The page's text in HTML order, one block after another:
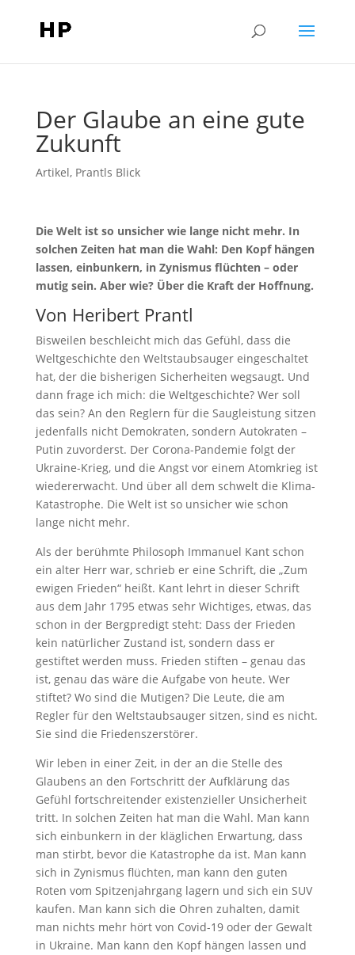
Der Glaube an eine gute
Zukunft
Artikel, Prantls Blick
Die Welt ist so unsicher wie lange nicht mehr. In
solchen Zeiten hat man die Wahl: Den Kopf hängen
lassen, einbunkern, in Zynismus flüchten – oder
mutig sein. Aber wie? Über die Kraft der Hoffnung.
Von Heribert Prantl
Bisweilen beschleicht mich das Gefühl, dass die
Weltgeschichte den Weltstaubsauger eingeschaltet
hat, der die bisherigen Sicherheiten wegsaugt. Und
dann frage ich mich: die Weltgeschichte? Wer soll
das sein? An den Reglern für die Saugleistung sitzen
jedenfalls nicht Demokraten, sondern Autokraten –
Putin zuvorderst. Der Corona-Pandemie folgt der
Ukraine-Krieg, und die Angst vor einem Atomkrieg ist
wiedererwacht. Und über all dem schwelt die Klima-
Katastrophe. Die Welt ist so unsicher wie schon
lange nicht mehr.
Als der berühmte Philosoph Immanuel Kant schon
ein alter Herr war, schrieb er eine Schrift, die „Zum
ewigen Frieden“ heißt. Kant lehrt in dieser Schrift
aus dem Jahr 1795 etwas sehr Wichtiges, etwas, das
schon in der Bergpredigt steht: Dass der Frieden
kein natürlicher Zustand ist, sondern dass er
gestiftet werden muss. Frieden stiften – genau das
ist, genau das wäre die Aufgabe von heute. Wer
stiftet? Wo sind die Mutigen? Die Leute, die am
Regler für den Weltstaubsauger sitzen, sind es nicht.
Sie sind die Friedenszerstörer.
Wir leben in einer Zeit, in der an die Stelle des
Glaubens an den Fortschritt der Aufklärung das
Gefühl fortschreitender existenzieller Unsicherheit
tritt. In solchen Zeiten hat man die Wahl. Man kann
sich einbunkern in der kläglichen Erwartung, dass
man stirbt, bevor die Katastrophe da ist. Man kann
sich in Zynismus flüchten, man kann den guten
Roten vom Spitzenjahrgang lagern und sich ein SUV
kaufen. Man kann sich die Ohren zuhalten, damit
man nichts mehr hört von Covid-19 oder der Gewalt
in Ukraine. Man kann den Kopf hängen lassen und